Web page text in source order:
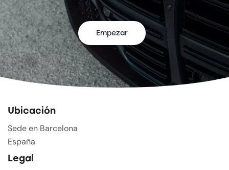
Empezar
Ubicación
Sede en Barcelona
España
Legal